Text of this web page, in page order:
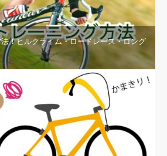
！ヒルクライム・ロードレース・ロング